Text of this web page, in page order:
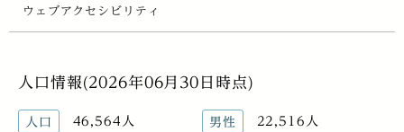
ウェブアクセシビリティ
人口情報(2026年06月30日時点)
人口 46,564人 男性 22,516人